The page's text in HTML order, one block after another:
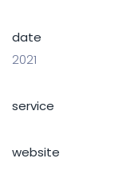
date
2021
service
website